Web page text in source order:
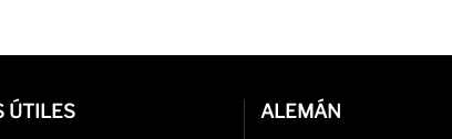
ÚTILES ALEMÁN